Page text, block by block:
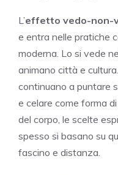
L’effetto vedo-non-
e entra nelle pratiche
moderna. Lo si vede
animano città e cultura.
continuano a puntare
e celare come forma
del corpo, le scelte
spesso si basano su
fascino e distanza.